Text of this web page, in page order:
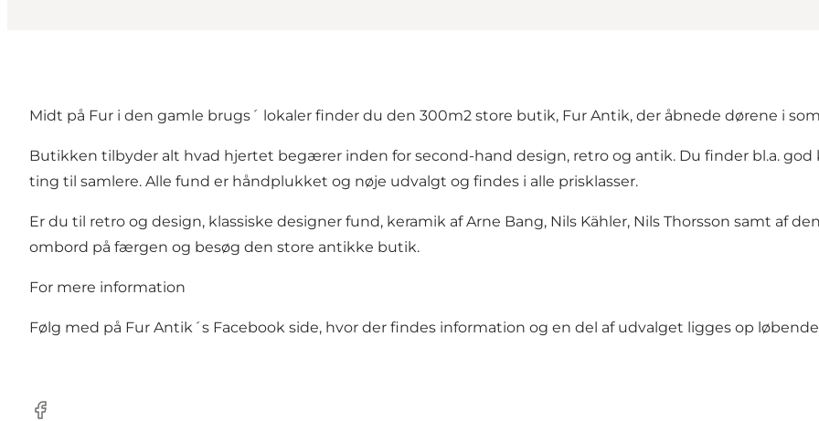
Midt på Fur i den gamle brugs´ lokaler finder du den 300m2 store butik, Fur Antik, der åbnede dørene i
Butikken tilbyder alt hvad hjertet begærer inden for second-hand design, retro og antik. Du finder bl.a.
ting til samlere. Alle fund er håndplukket og nøje udvalgt og findes i alle prisklasser.
Er du til retro og design, klassiske designer fund, keramik af Arne Bang, Nils Kähler, Nils Thorsson samt af
ombord på færgen og besøg den store antikke butik.
For mere information
Følg med på Fur Antik´s Facebook side, hvor der findes information og en del af udvalget ligges op